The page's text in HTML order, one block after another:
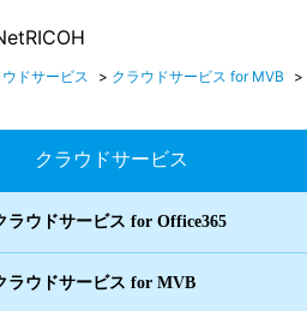
ドサービス > クラウドサービス for MVB >
クラウドサービス
ラウドサービス for Office365
ラウドサービス for MVB